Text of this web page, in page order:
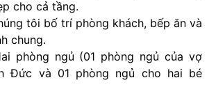
cho cả tầng.
tôi bố trí phòng khách, bếp ăn và
chung.
phòng ngủ (01 phòng ngủ của vợ
Đức và 01 phòng ngủ cho hai bé